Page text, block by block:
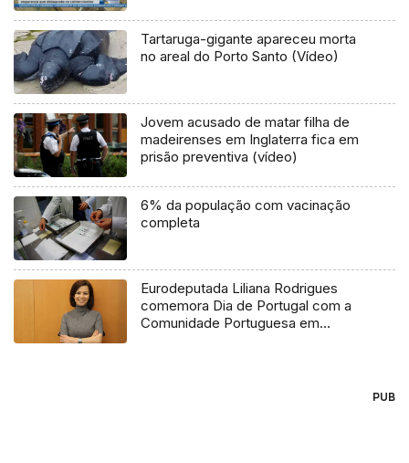
Tartaruga-gigante apareceu morta
no areal do Porto Santo (Vídeo)
Jovem acusado de matar filha de
madeirenses em Inglaterra fica em
prisão preventiva (vídeo)
6% da população com vacinação
completa
Eurodeputada Liliana Rodrigues
comemora Dia de Portugal com a
Comunidade Portuguesa em
PUB